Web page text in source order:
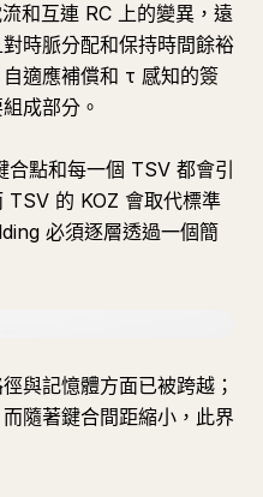
和互連 RC 上的變異，遠
時脈分配和保持時間餘裕
適應補償和 τ 感知的簽
成部分。
合點和每一個 TSV 都會引
TSV 的 KOZ 會取代標準
必須逐層透過一個簡
與記憶體方面已被跨越；
隨著鍵合間距縮小，此界